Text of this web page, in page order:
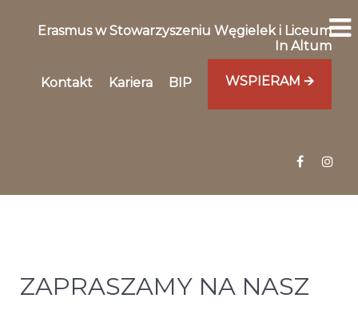
Erasmus w Stowarzyszeniu Węgielek i Liceum
In Altum
Kontakt Kariera BIP WSPIERAM 🡪
ZAPRASZAMY NA NASZ